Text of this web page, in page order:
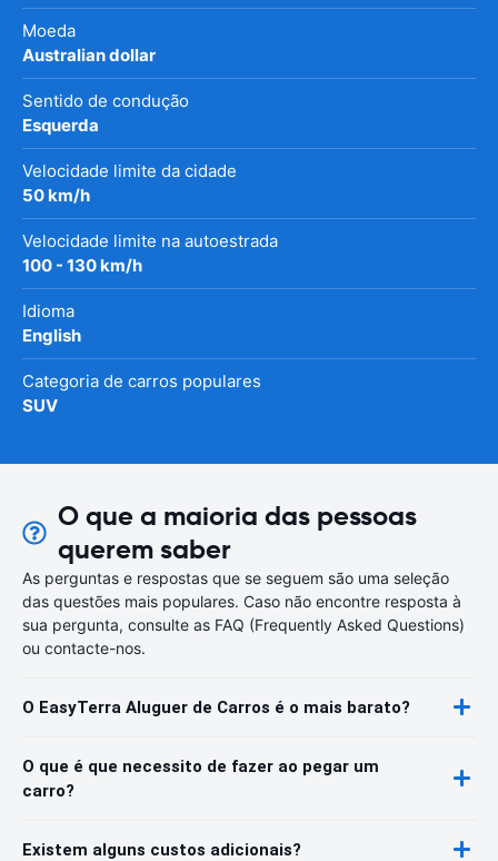
Moeda
Australian dollar
Sentido de condução
Esquerda
Velocidade limite da cidade
50 km/h
Velocidade limite na autoestrada
100 - 130 km/h
Idioma
English
Categoria de carros populares
SUV
O que a maioria das pessoas
querem saber
As perguntas e respostas que se seguem são uma seleção
das questões mais populares. Caso não encontre resposta à
sua pergunta, consulte as FAQ (Frequently Asked Questions)
ou contacte-nos.
O EasyTerra Aluguer de Carros é o mais barato?
O que é que necessito de fazer ao pegar um
carro?
Existem alguns custos adicionais?